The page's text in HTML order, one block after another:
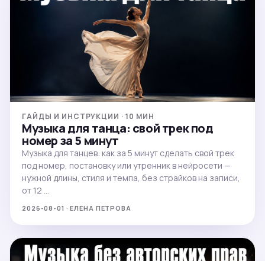
ГАЙДЫ И ИНСТРУКЦИИ · 10 МИН
Музыка для танца: свой трек под
номер за 5 минут
Музыка для танцев: как за 5 минут сделать свой трек
под номер, постановку или утренник в нейросети —
нужной длины, стиля и темпа, без страйков на записи,
от 12 …
2026-08-01 · ЕЛЕНА ПЕТРОВА